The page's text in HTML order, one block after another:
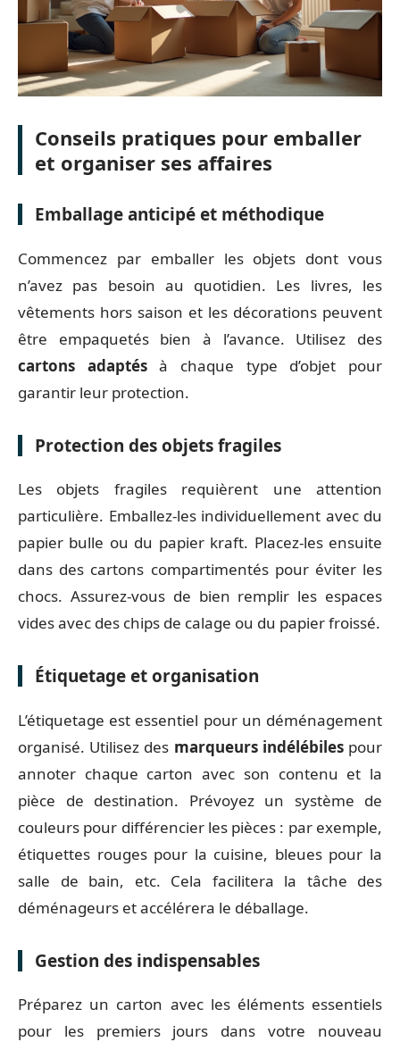
Conseils pratiques pour emballer
et organiser ses affaires
Emballage anticipé et méthodique
Commencez par emballer les objets dont vous
n’avez pas besoin au quotidien. Les livres, les
vêtements hors saison et les décorations peuvent
être empaquetés bien à l’avance. Utilisez des
cartons adaptésà chaque type d’objet pour
garantir leur protection.
Protection des objets fragiles
Les objets fragiles requièrent une attention
particulière. Emballez-les individuellement avec du
papier bulle ou du papier kraft. Placez-les ensuite
dans des cartons compartimentés pour éviter les
chocs. Assurez-vous de bien remplir les espaces
vides avec des chips de calage ou du papier froissé.
Étiquetage et organisation
L’étiquetage est essentiel pour un déménagement
organisé. Utilisez des marqueurs indélébilespour
annoter chaque carton avec son contenu et la
pièce de destination. Prévoyez un système de
couleurs pour différencier les pièces : par exemple,
étiquettes rouges pour la cuisine, bleues pour la
salle de bain, etc. Cela facilitera la tâche des
déménageurs et accélérera le déballage.
Gestion des indispensables
Préparez un carton avec les éléments essentiels
pour les premiers jours dans votre nouveau